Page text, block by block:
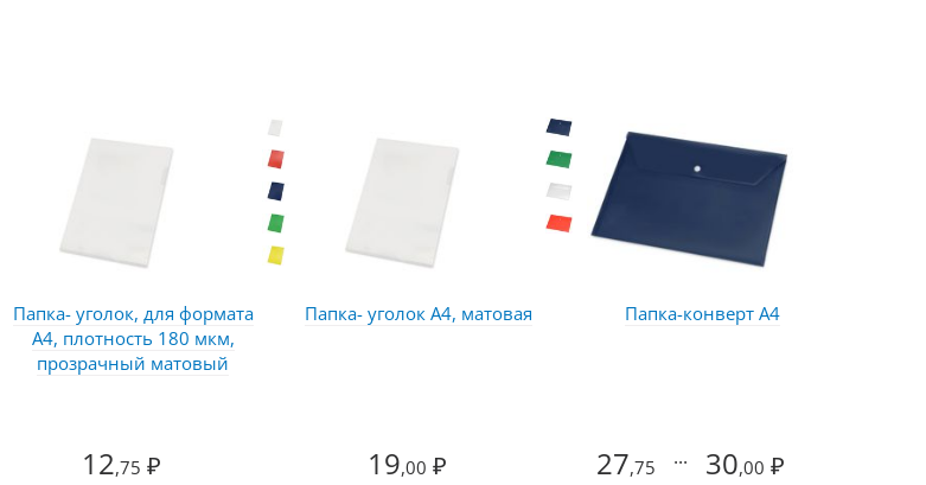
Папка- уголок, для формата
А4, плотность 180 мкм,
прозрачный матовый
12,75 ₽
Папка- уголок А4, матовая
19,00 ₽
Папка-конверт А4
27,75 ... 30,00 ₽